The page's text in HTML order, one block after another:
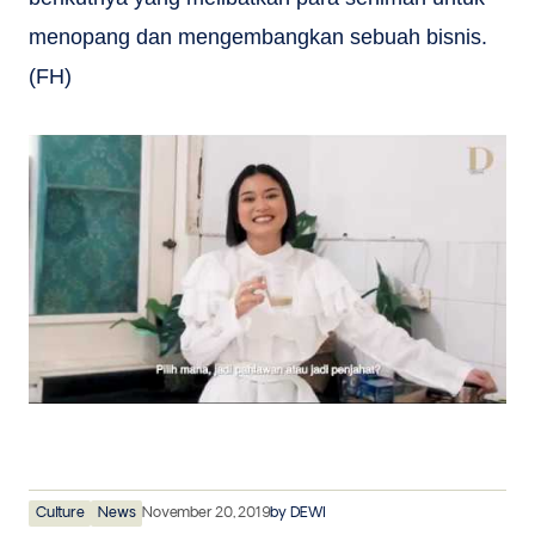
menopang dan mengembangkan sebuah bisnis.
(FH)
Culture News November 20, 2019by DEWI